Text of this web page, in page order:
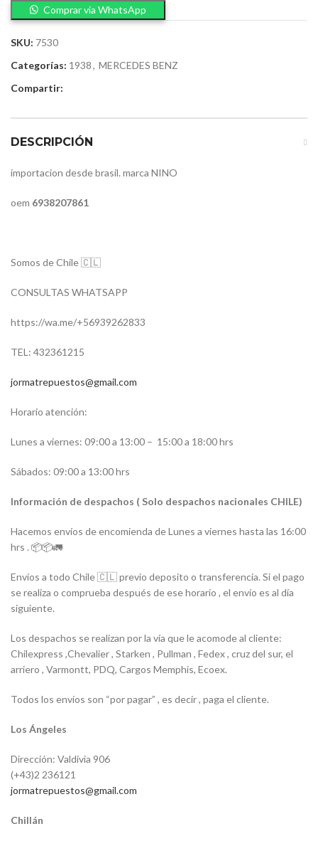
Comprar via WhatsApp
SKU: 7530
Categorías: 1938, MERCEDES BENZ
Compartir:
DESCRIPCIÓN
importacion desde brasil. marca NINO
oem 6938207861
Somos de Chile 🇨🇱
CONSULTAS WHATSAPP
https://wa.me/+56939262833
TEL: 432361215
jormatrepuestos@gmail.com
Horario atención:
Lunes a viernes: 09:00 a 13:00 – 15:00 a 18:00 hrs
Sábados: 09:00 a 13:00 hrs
Información de despachos ( Solo despachos nacionales CHILE)
Hacemos envíos de encomienda de Lunes a viernes hasta las 16:00
hrs . 📦📦🚛
Envíos a todo Chile 🇨🇱 previo deposito o transferencia. Si el pago
se realiza o comprueba después de ese horario , el envío es al día
siguiente.
Los despachos se realizan por la vía que le acomode al cliente:
Chilexpress ,Chevalier , Starken , Pullman , Fedex , cruz del sur, el
arriero , Varmontt, PDQ, Cargos Memphis, Ecoex.
Todos los envíos son “por pagar” , es decir , paga el cliente.
Los Ángeles
Dirección: Valdivia 906
(+43)2 236121
jormatrepuestos@gmail.com
Chillán